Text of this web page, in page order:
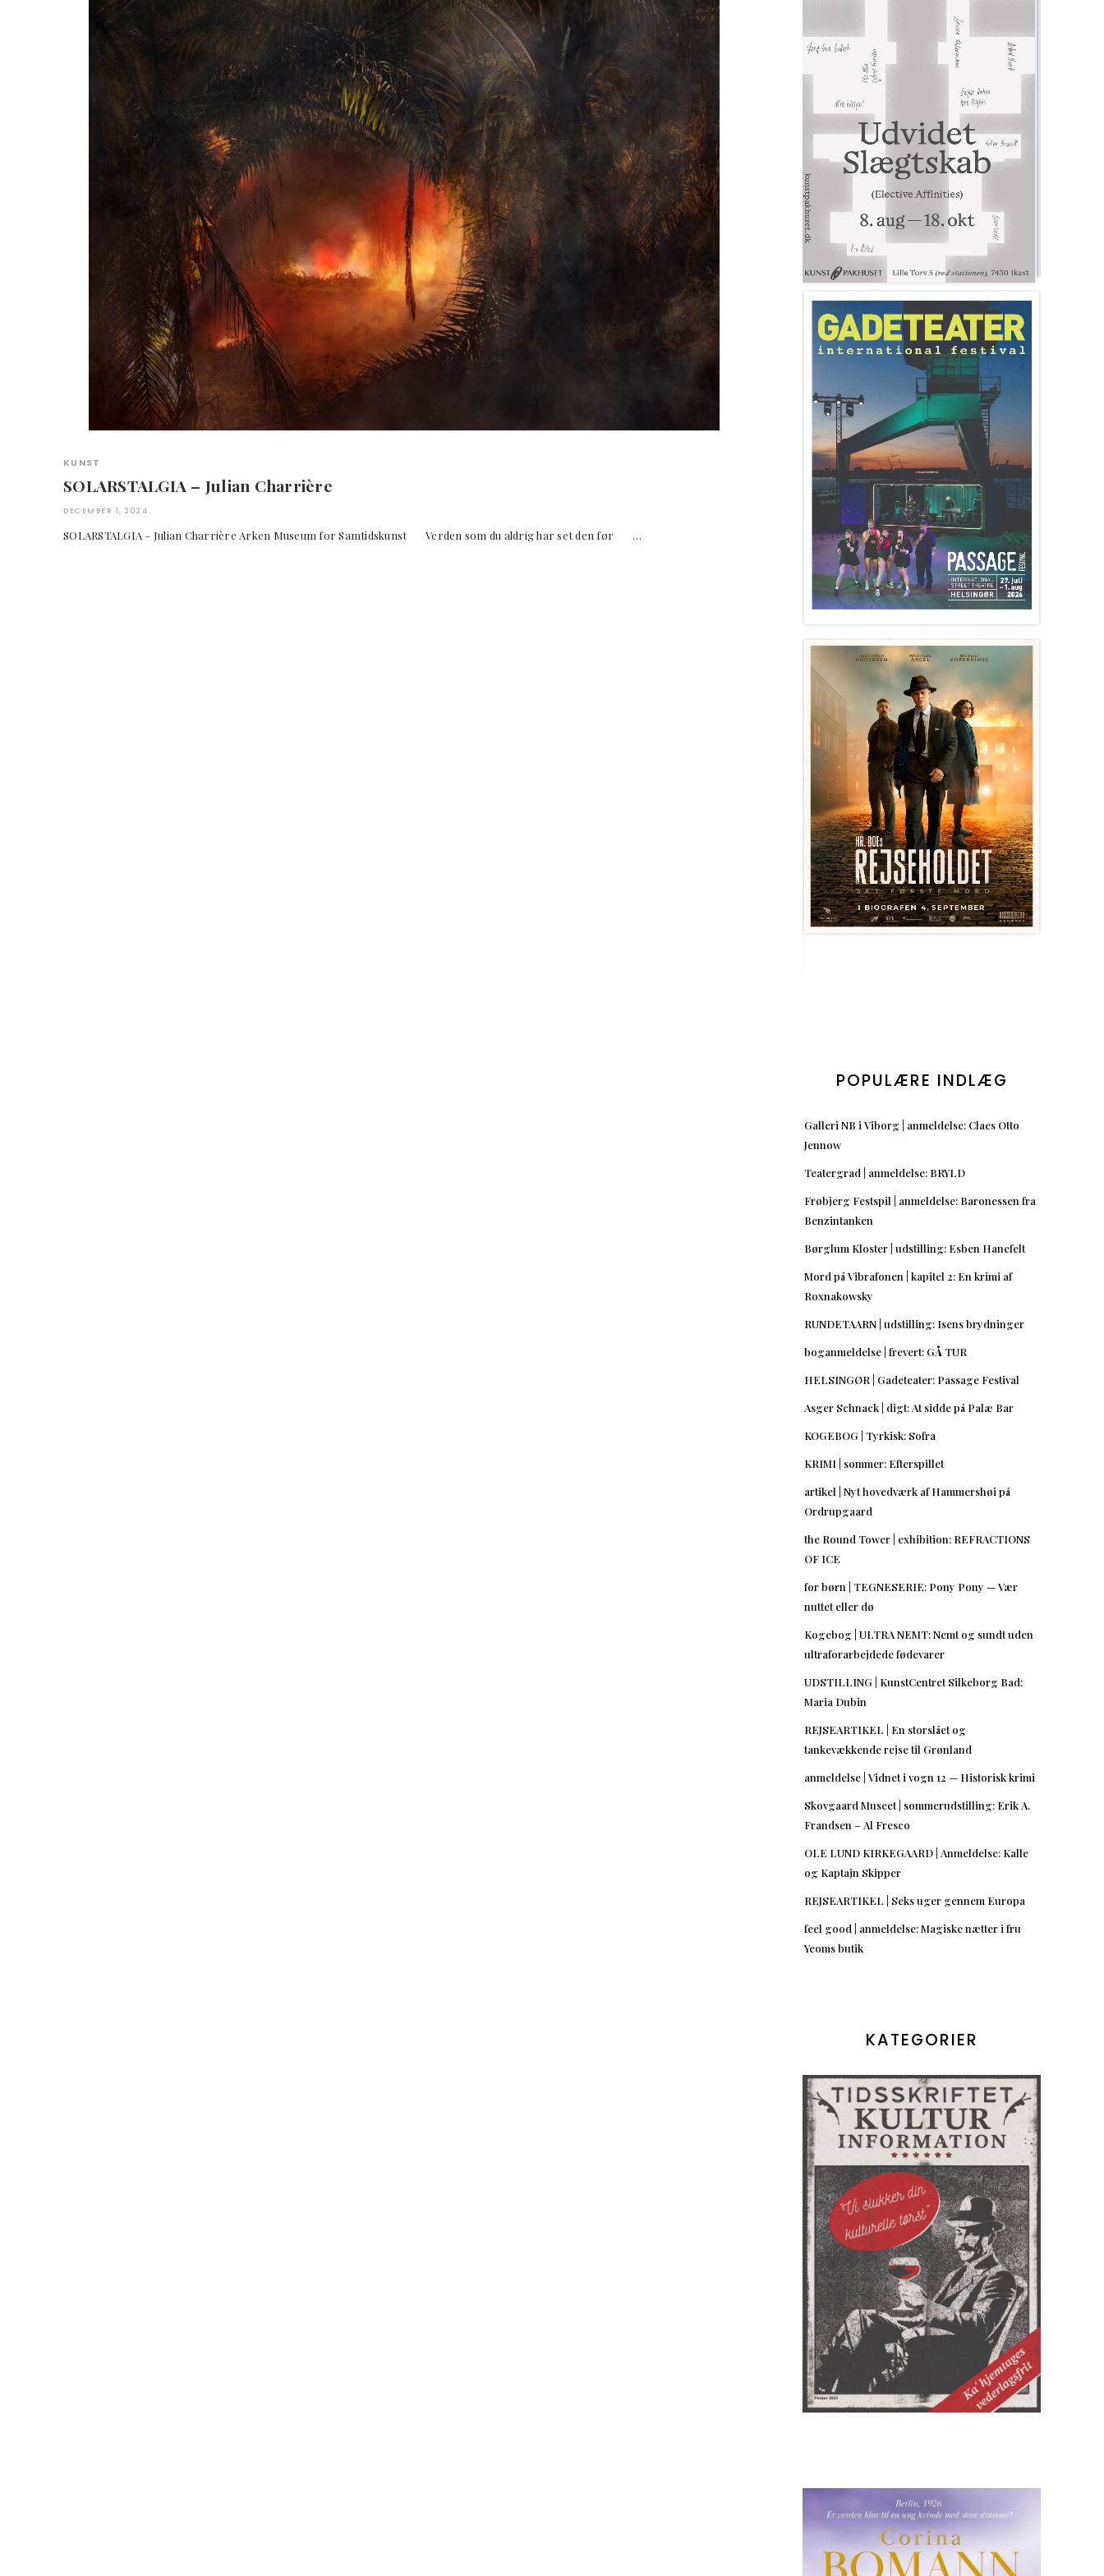
KUNST
SOLARSTALGIA – Julian Charrière
DECEMBER 1, 2024
SOLARSTALGIA – Julian Charrière Arken Museum for Samtidskunst Verden som du aldrig har set den før …
POPULÆRE INDLÆG
Galleri NB i Viborg | anmeldelse: Claes Otto
Jennow
Teatergrad | anmeldelse: BRYLD
Frøbjerg Festspil | anmeldelse: Baronessen fra
Benzintanken
Børglum Kloster | udstilling: Esben Hanefelt
Mord på Vibrafonen | kapitel 2: En krimi af
Roxnakowsky
RUNDETAARN | udstilling: Isens brydninger
boganmeldelse | frevert: GÅ TUR
HELSINGØR | Gadeteater: Passage Festival
Asger Schnack | digt: At sidde på Palæ Bar
KOGEBOG | Tyrkisk: Sofra
KRIMI | sommer: Efterspillet
artikel | Nyt hovedværk af Hammershøi på
Ordrupgaard
the Round Tower | exhibition: REFRACTIONS
OF ICE
for børn | TEGNESERIE: Pony Pony — Vær
nuttet eller dø
Kogebog | ULTRA NEMT: Nemt og sundt uden
ultraforarbejdede fødevarer
UDSTILLING | KunstCentret Silkeborg Bad:
Maria Dubin
REJSEARTIKEL | En storslået og
tankevækkende rejse til Grønland
anmeldelse | Vidnet i vogn 12 — Historisk krimi
Skovgaard Museet | sommerudstilling: Erik A.
Frandsen – Al Fresco
OLE LUND KIRKEGAARD | Anmeldelse: Kalle
og Kaptajn Skipper
REJSEARTIKEL | Seks uger gennem Europa
feel good | anmeldelse: Magiske nætter i fru
Yeoms butik
KATEGORIER